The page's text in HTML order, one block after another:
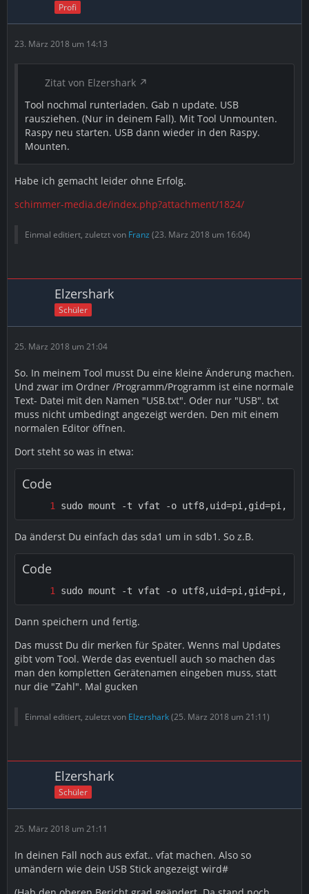
Profi
23. März 2018 um 14:13
Zitat von Elzershark
Tool nochmal runterladen. Gab n update. USB
rausziehen. (Nur in deinem Fall). Mit Tool Unmounten.
Raspy neu starten. USB dann wieder in den Raspy.
Mounten.
Habe ich gemacht leider ohne Erfolg.
schimmer-media.de/index.php?attachment/1824/
Einmal editiert, zuletzt von Franz (23. März 2018 um 16:04)
Elzershark
Schüler
25. März 2018 um 21:04
So. In meinem Tool musst Du eine kleine Änderung machen.
Und zwar im Ordner /Programm/Programm ist eine normale
Text- Datei mit den Namen "USB.txt". Oder nur "USB". txt
muss nicht umbedingt angezeigt werden. Den mit einem
normalen Editor öffnen.
Dort steht so was in etwa:
Code
sudo mount -t vfat -o
Da änderst Du einfach das sda1 um in sdb1. So z.B.
Code
sudo mount -t vfat -o
Dann speichern und fertig.
Das musst Du dir merken für Später. Wenns mal Updates
gibt vom Tool. Werde das eventuell auch so machen das
man den kompletten Gerätenamen eingeben muss, statt
nur die "Zahl". Mal gucken
Einmal editiert, zuletzt von Elzershark(25. März 2018 um 21:11)
Elzershark
Schüler
25. März 2018 um 21:11
In deinen Fall noch aus exfat.. vfat machen. Also so
umändern wie dein USB Stick angezeigt wird#